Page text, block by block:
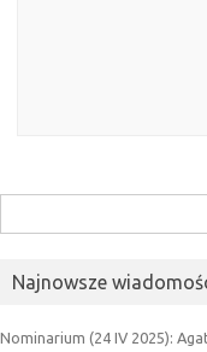
Najnowsze
Nominarium (24 IV 2025):